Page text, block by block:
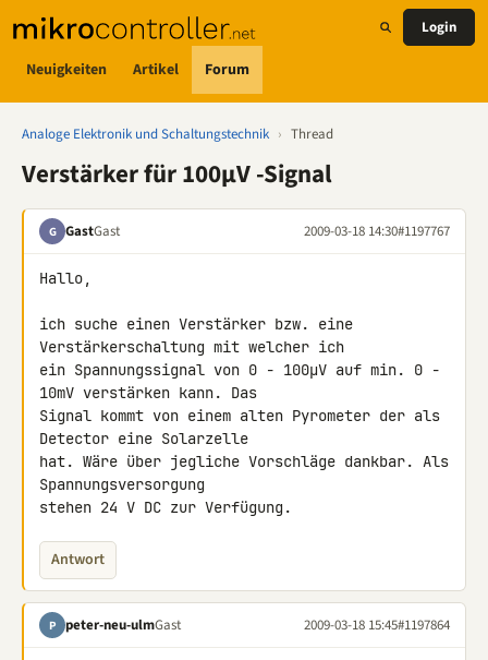
Neuigkeiten Artikel Forum
Login
Analoge Elektronik und Schaltungstechnik › Thread
Verstärker für 100µV -Signal
G GastGast 2009-03-18 14:30#1197767
Hallo,
ich suche einen Verstärker bzw. eine
Verstärkerschaltung mit welcher ich
ein Spannungssignal von 0 - 100µV auf min. 0 -
10mV verstärken kann. Das
Signal kommt von einem alten Pyrometer der als
Detector eine Solarzelle
hat. Wäre über jegliche Vorschläge dankbar. Als
Spannungsversorgung
stehen 24 V DC zur Verfügung.
Antwort
P peter-neu-ulmGast 2009-03-18 15:45#1197864